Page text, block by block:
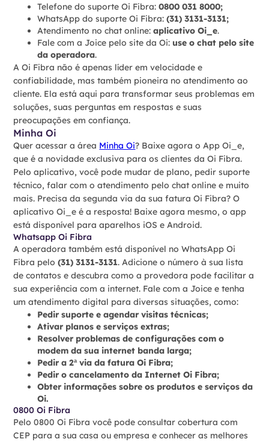
Telefone do suporte Oi Fibra:0800 031 8000;
WhatsApp do suporte Oi Fibra: (31) 3131-3131;
Atendimento no chat online:aplicativo Oi_e.
Fale com a Joice pelo site da Oi: use o chat pelo site
da operadora.
A Oi Fibra não é apenas líder em velocidade e
confiabilidade, mas também pioneira no atendimento ao
cliente. Ela está aqui para transformar seus problemas em
soluções, suas perguntas em respostas e suas
preocupações em confiança.
Minha Oi
Quer acessar a área Minha Oi? Baixe agora o App Oi_e,
que é a novidade exclusiva para os clientes da Oi Fibra.
Pelo aplicativo, você pode mudar de plano, pedir suporte
técnico, falar com o atendimento pelo chat online e muito
mais. Precisa da segunda via da sua fatura Oi Fibra? O
aplicativo Oi_e é a resposta! Baixe agora mesmo, o app
está disponível para aparelhos iOS e Android.
Whatsapp Oi Fibra
A operadora também está disponível no WhatsApp Oi
Fibra pelo(31) 3131-3131. Adicione o número à sua lista
de contatos e descubra como a provedora pode facilitar a
sua experiência com a internet. Fale com a Joice e tenha
um atendimento digital para diversas situações, como:
Pedir suporte e agendar visitas técnicas;
Ativar planos e serviços extras;
Resolver problemas de configurações com o
modem da sua internet banda larga;
Pedir a 2ª via da fatura Oi Fibra;
Pedir o cancelamento da Internet Oi Fibra;
Obter informações sobre os produtos e serviços da
Oi.
0800 Oi Fibra
Pelo 0800 Oi Fibra você pode consultar cobertura com
CEP para a sua casa ou empresa e conhecer as melhores